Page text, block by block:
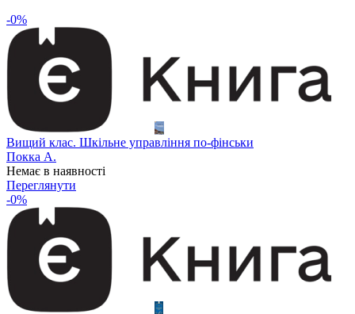
-0%
Вищий клас. Шкільне управління по-фінськи
Покка А.
Немає в наявності
Переглянути
-0%